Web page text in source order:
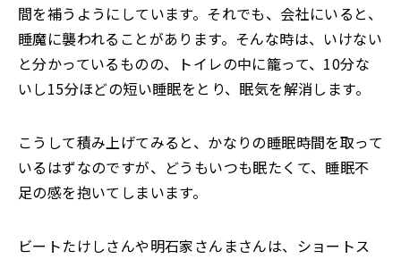
間を補うようにしています。それでも、会社にいると、
睡魔に襲われることがあります。そんな時は、いけない
と分かっているものの、トイレの中に籠って、10分な
いし15分ほどの短い睡眠をとり、眠気を解消します。
こうして積み上げてみると、かなりの睡眠時間を取って
いるはずなのですが、どうもいつも眠たくて、睡眠不
足の感を抱いてしまいます。
ビートたけしさんや明石家さんまさんは、ショートス